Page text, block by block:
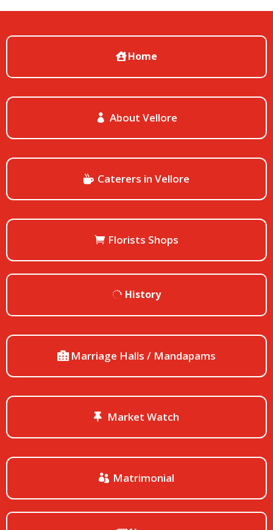
Home
About Vellore
Caterers in Vellore
Florists Shops
History
Marriage Halls / Mandapams
Market Watch
Matrimonial